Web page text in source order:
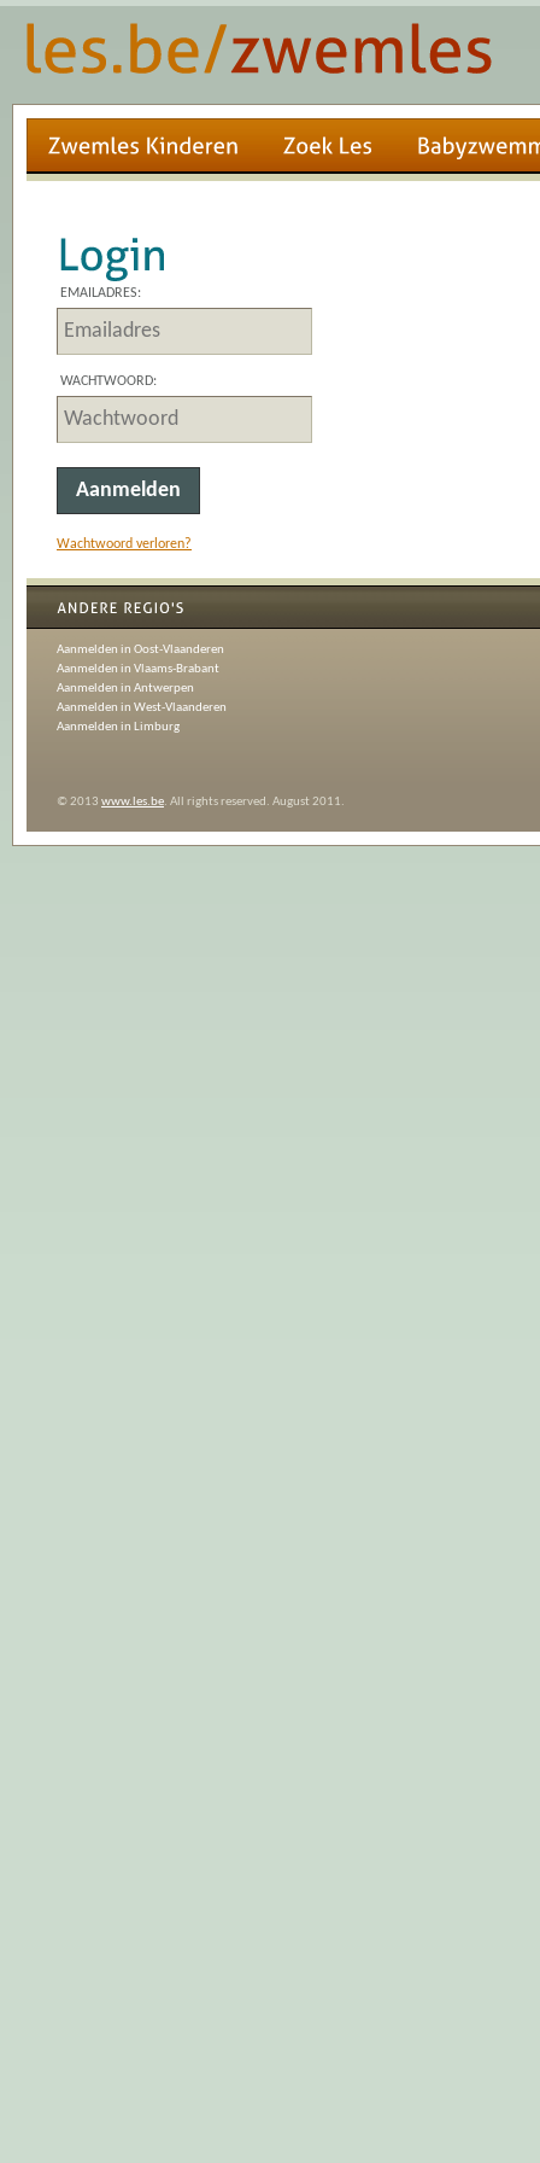
EMAILADRES:
WACHTWOORD:
Wachtwoord verloren?
Aanmelden in Oost-Vlaanderen
Aanmelden in Vlaams-Brabant
Aanmelden in Antwerpen
Aanmelden in West-Vlaanderen
Aanmelden in Limburg
© 2013 www.les.be. All rights reserved. August 2011.